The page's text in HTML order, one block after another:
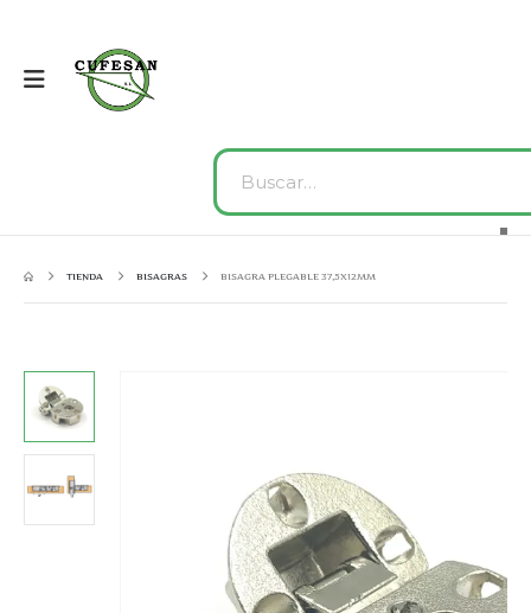
TIENDA BISAGRAS BISAGRA PLEGABLE 37,5X12MM